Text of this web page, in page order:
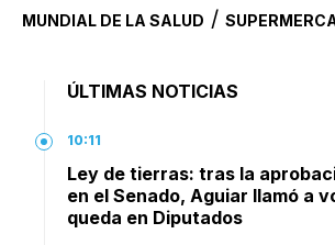
MUNDIAL DE LA SALUD /
ÚLTIMAS NOTICIAS
10:11
Ley de tierras: tras la
en el Senado, Aguiar llamó a
queda en Diputados